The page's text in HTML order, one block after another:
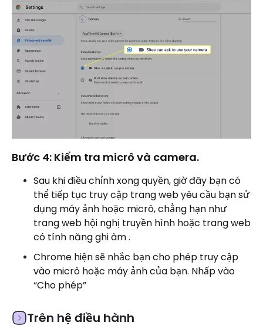
Bước 4: Kiểm tra micrô và camera.
Sau khi điều chỉnh xong quyền, giờ đây bạn có
thể tiếp tục truy cập trang web yêu cầu bạn sử
dụng máy ảnh hoặc micrô, chẳng hạn như
trang web hội nghị truyền hình hoặc trang web
có tính năng ghi âm .
Chrome hiện sẽ nhắc bạn cho phép truy cập
vào micrô hoặc máy ảnh của bạn. Nhấp vào
“Cho phép”
Trên hệ điều hành